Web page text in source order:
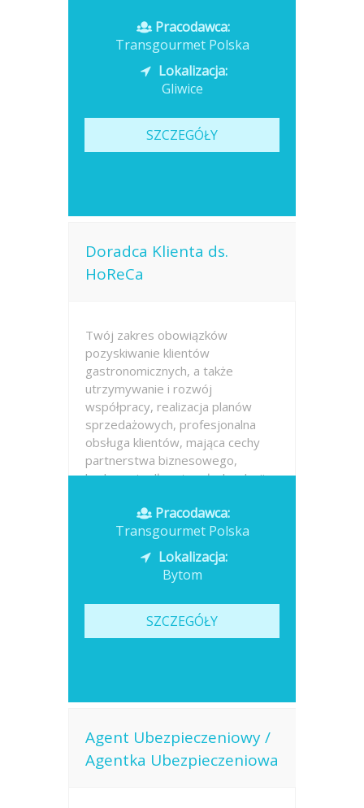
Opublikowano: dzisiaj
Pracodawca:
Transgourmet Polska
Lokalizacja:
Gliwice
SZCZEGÓŁY
Doradca Klienta ds.
HoReCa
Twój zakres obowiązków
pozyskiwanie klientów
gastronomicznych, a także
utrzymywanie i rozwój
współpracy, realizacja planów
sprzedażowych, profesjonalna
obsługa klientów, mająca cechy
partnerstwa biznesowego,
budowanie długotrwałych relacji z
Opublikowano: dzisiaj
Pracodawca:
Transgourmet Polska
Lokalizacja:
Bytom
SZCZEGÓŁY
Agent Ubezpieczeniowy /
Agentka Ubezpieczeniowa